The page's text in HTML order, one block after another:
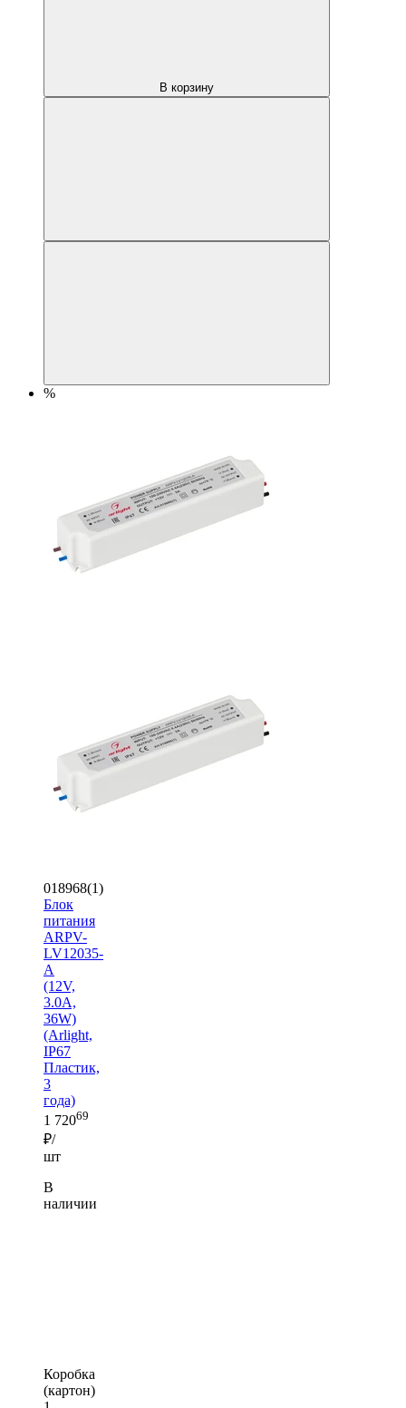
В корзину
%
018968(1)
Блок
питания
ARPV-
LV12035-
A
(12V,
3.0A,
36W)
(Arlight,
IP67
Пластик,
3
года)
1 72069
₽/
шт
В
наличии
Коробка
(картон)